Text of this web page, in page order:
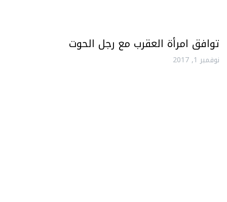
توافق امرأة العقرب مع رجل الحوت
نوفمبر 1, 2017